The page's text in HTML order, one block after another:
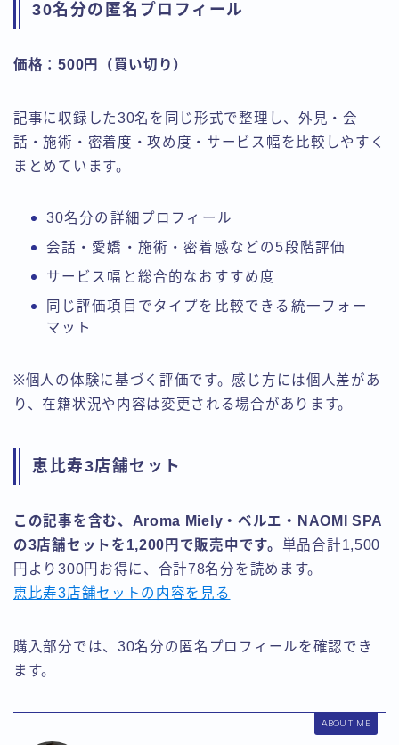
30名分の匿名プロフィール
価格：500円（買い切り）
記事に収録した30名を同じ形式で整理し、外見・会
話・施術・密着度・攻め度・サービス幅を比較しやすく
まとめています。
30名分の詳細プロフィール
会話・愛嬌・施術・密着感などの5段階評価
サービス幅と総合的なおすすめ度
同じ評価項目でタイプを比較できる統一フォー
マット
※個人の体験に基づく評価です。感じ方には個人差があ
り、在籍状況や内容は変更される場合があります。
恵比寿3店舗セット
この記事を含む、Aroma Miely・ベルエ・NAOMI SPA
の3店舗セットを1,200円で販売中です。 単品合計1,500
円より300円お得に、合計78名分を読めます。
恵比寿3店舗セットの内容を見る
購入部分では、30名分の匿名プロフィールを確認でき
ます。
ABOUT ME